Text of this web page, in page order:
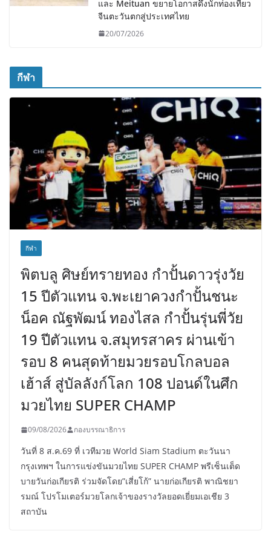
และ Meituan ขยายโอกาสดึงนักท่องเที่ยว
จีนตะวันตกสู่ประเทศไทย
20/07/2026
กีฬา
กีฬา
พิตบลู ศิษย์ทรายทอง กำปั้นดาวรุ่งวัย
15 ปีตัวแทน จ.พะเยาควงกำปั้นชนะ
น็อค ณัฐพัฒน์ ทองไสล กำปั้นรุ่นพี่วัย
19 ปีตัวแทน จ.สมุทรสาคร ผ่านเข้า
รอบ 8 คนสุดท้ายมวยรอบโกลบอล
เฮ้าส์ สู่บัลลังก์โลก 108 ปอนด์ในศึก
มวยไทย SUPER CHAMP
09/08/2026 กองบรรณาธิการ
วันที่ 8 ส.ค.69 ที่ เวทีมวย World Siam Stadium ตะวันนา
กรุงเทพฯ ในการแข่งขันมวยไทย SUPER CHAMP พรีเซ็นเต็ด
บายวันก่อเกียรติ ร่วมจัดโดย”เสี่ยโก้” นายก่อเกียรติ พาณิชยา
รมณ์ โปรโมเตอร์มวยโลกเจ้าของรางวัลยอดเยี่ยมเอเชีย 3
สถาบัน